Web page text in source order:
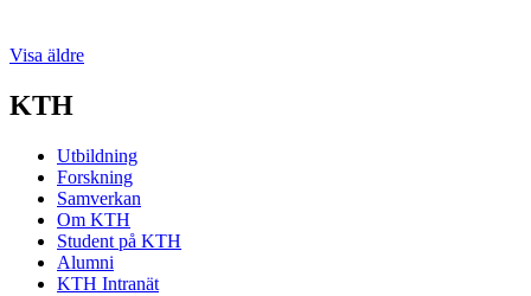
Visa äldre
KTH
Utbildning
Forskning
Samverkan
Om KTH
Student på KTH
Alumni
KTH Intranät